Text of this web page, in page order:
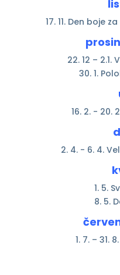
17. 11. Den boje
22. 12 –
30. 1.
16. 2. - 20.
2. 4. - 6. 4.
1. 5.
8. 5.
1. 7. – 31.